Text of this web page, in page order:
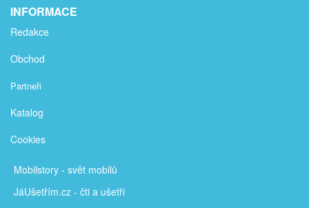
INFORMACE
Redakce
Obchod
Partneři
Katalog
Cookies
Mobilstory - svět mobilů
JáUšetřím.cz - čti a ušetři